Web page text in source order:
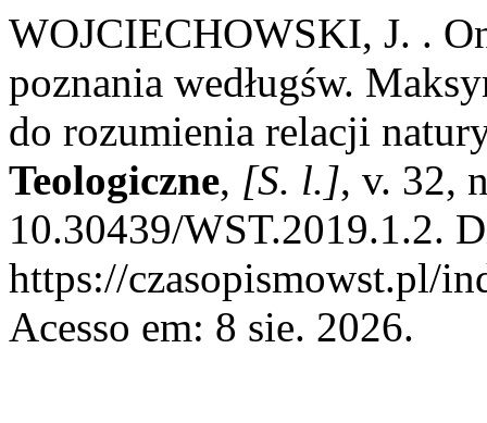
WOJCIECHOWSKI, J. .
poznania wedługśw.
do rozumienia relacji
Teologiczne, [S. l.], v. 32,
10.30439/WST.2019.1.2.
https://czasopismowst.pl/
Acesso em: 8 sie. 2026.